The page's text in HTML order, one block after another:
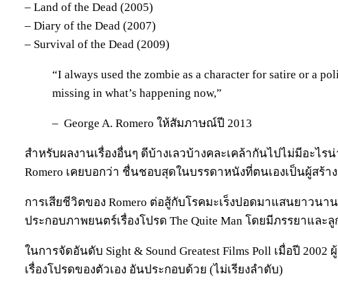
– Land of the Dead (2005)
– Diary of the Dead (2007)
– Survival of the Dead (2009)
“I always used the zombie as a character for satire or a
missing in what’s happening now,”
– George A. Romero ให้สัมภาษณ์ปี 2013
สำหรับผลงานเรื่องอื่นๆ ดีบ้างเลวบ้างคละเคล้ากันไปไม่มีอะไร
Romero เคยบอกว่า ชื่นชอบสุดในบรรดาหนังที่ตนเองเป็นผู้สร้า
การเสียชีวิตของ Romero ต่อสู้กับโรคมะเร็งปอดมาแสนยาวน
ประกอบภาพยนตร์เรื่องโปรด The Quite Man โดยมีภรรยาและ
ในการจัดอันดับ Sight & Sound Greatest Films Poll เมื่อปี
เรื่องโปรดของตัวเอง อันประกอบด้วย (ไม่เรียงลำดับ)